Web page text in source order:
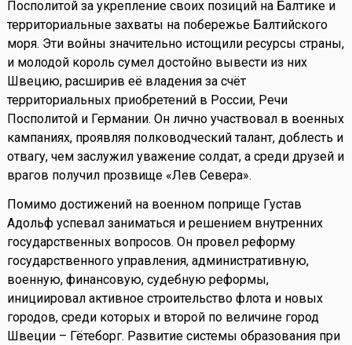
Посполитой за укрепление своих позиций на Балтике и
территориальные захваты на побережье Балтийского
моря. Эти войны значительно истощили ресурсы страны,
и молодой король сумел достойно вывести из них
Швецию, расширив её владения за счёт
территориальных приобретений в России, Речи
Посполитой и Германии. Он лично участвовал в военных
кампаниях, проявляя полководческий талант, доблесть и
отвагу, чем заслужил уважение солдат, а среди друзей и
врагов получил прозвище «Лев Севера».
Помимо достижений на военном поприще Густав
Адольф успевал заниматься и решением внутренних
государственных вопросов. Он провел реформу
государственного управления, административную,
военную, финансовую, судебную реформы,
инициировал активное строительство флота и новых
городов, среди которых и второй по величине город
Швеции – Гётеборг. Развитие системы образования при